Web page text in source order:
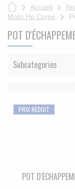
Accueil
Moto Hp Corse
POT
Subcategories
PRIX RÉDUIT
POT